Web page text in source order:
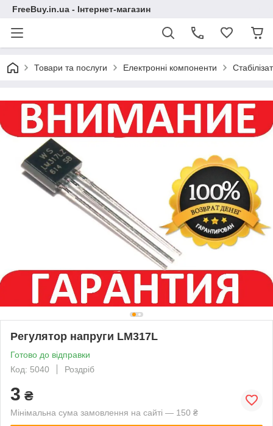
FreeBuy.in.ua - Інтернет-магазин
Товари та послуги Електронні компоненти
Регулятор напруги LM317L
Готово до відправки
Код: 5040
Роздріб
3 ₴
Мінімальна сума замовлення на сайті — 150 ₴